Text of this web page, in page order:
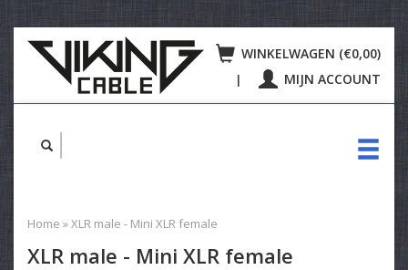
WINKELWAGEN (€0,00)
| MIJN ACCOUNT
Home »XLR male - Mini XLR female
XLR male - Mini XLR female